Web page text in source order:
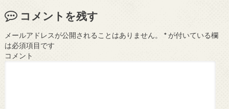
コメントを残す
メールアドレスが公開されることはありません。 *が付いている欄
は必須項目です
コメント